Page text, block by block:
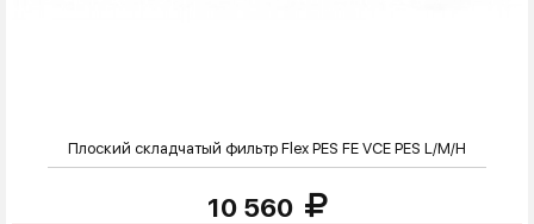
Плоский складчатый фильтр Flex PES FE VCE PES L/M/H
10 560